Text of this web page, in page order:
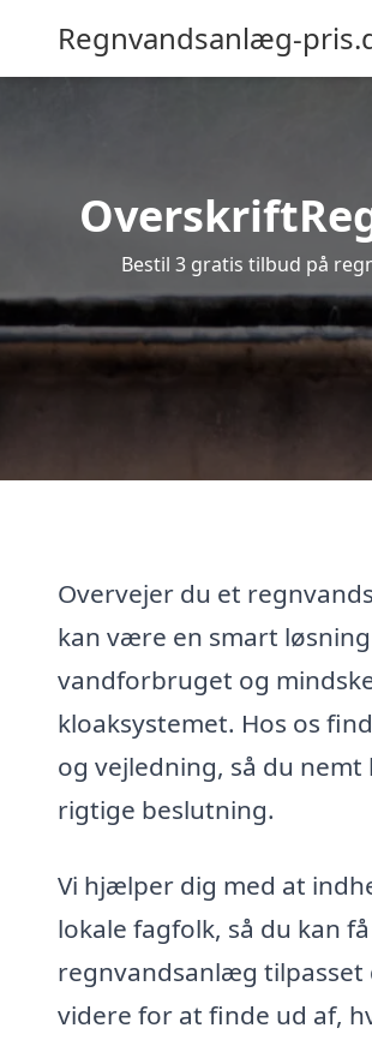
Regnvandsanlæg-
Bestil 3 gratis tilbud på
Overvejer du et
kan være en smart
vandforbruget og
kloaksystemet. Hos os
og vejledning, så du
rigtige beslutning.
Vi hjælper dig med at
lokale fagfolk, så du kan
regnvandsanlæg tilpasset
videre for at finde ud af,